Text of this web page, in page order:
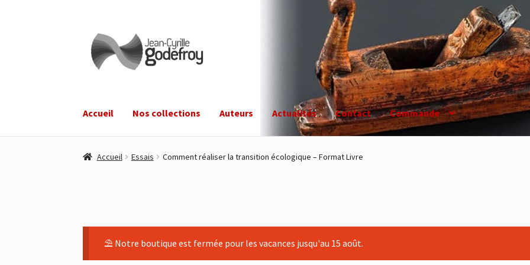
Aller
Aller
au
contenu
Accueil Nos collections Auteurs Actualités Contact Commande
Accueil Essais Comment réaliser la transition écologique – Format Livre
⛱ Notre boutique est fermée pour les vacances jusqu'au 15 août.